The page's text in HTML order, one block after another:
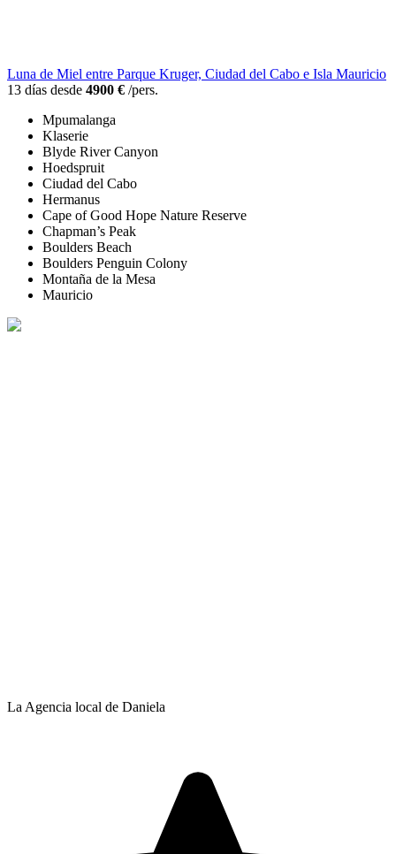
Luna de Miel entre Parque Kruger, Ciudad del Cabo e Isla Mauricio
13 días desde 4900 € /pers.
Mpumalanga
Klaserie
Blyde River Canyon
Hoedspruit
Ciudad del Cabo
Hermanus
Cape of Good Hope Nature Reserve
Chapman’s Peak
Boulders Beach
Boulders Penguin Colony
Montaña de la Mesa
Mauricio
La Agencia local de Daniela